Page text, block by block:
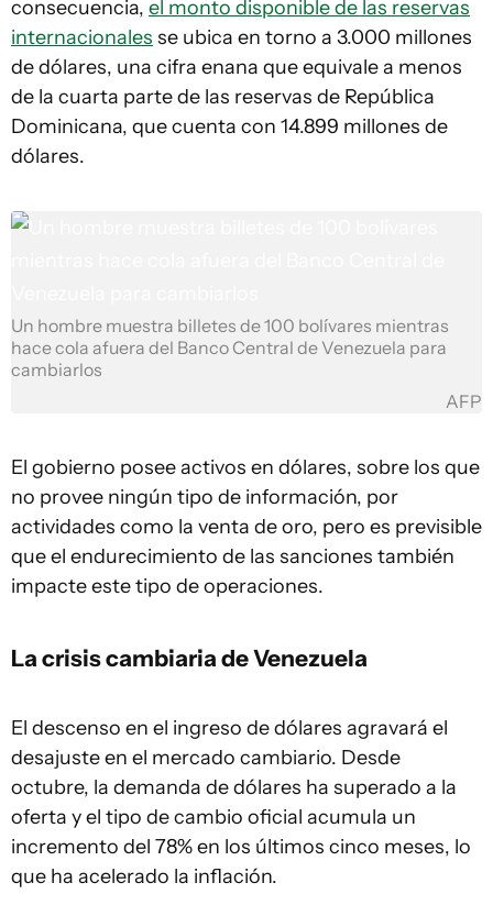
consecuencia, el monto disponible de las reservas
internacionales se ubica en torno a 3.000 millones
de dólares, una cifra enana que equivale a menos
de la cuarta parte de las reservas de República
Dominicana, que cuenta con 14.899 millones de
dólares.
Un hombre muestra billetes de 100 bolívares mientras
hace cola afuera del Banco Central de Venezuela para
cambiarlos
AFP
El gobierno posee activos en dólares, sobre los que
no provee ningún tipo de información, por
actividades como la venta de oro, pero es previsible
que el endurecimiento de las sanciones también
impacte este tipo de operaciones.
La crisis cambiaria de Venezuela
El descenso en el ingreso de dólares agravará el
desajuste en el mercado cambiario. Desde
octubre, la demanda de dólares ha superado a la
oferta y el tipo de cambio oficial acumula un
incremento del 78% en los últimos cinco meses, lo
que ha acelerado la inflación.